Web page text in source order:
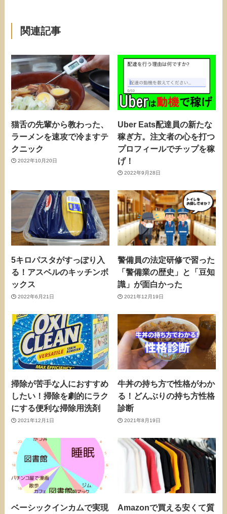
関連記事
猫舌の先輩から教わった、
ラーメンを速攻で冷ますテ
クニック
2022年10月20日
Uber Eats配達員の新たな
稼ぎ方。注文者の心を打つ
プロフィールでチップを稼
げ！
2022年9月28日
5キロパスタがすっぽり入
る！アスベルのキッチンボ
ックス
2022年6月21日
警備員の法定研修で習った
「警備業の歴史」と「豆知
識」が面白かった
2021年12月19日
掃除が苦手な人におすすめ
したい！掃除を劇的にラク
にする便利な掃除用洗剤
2021年12月1日
牛丼の持ち方で性格がわか
る！どんぶりの持ち方性格
診断
2021年8月19日
ベーシックインカムで実現 Amazonで買える安くて質